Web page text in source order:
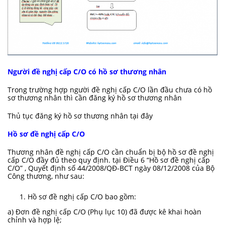
Người đề nghị cấp C/O có hồ sơ thương nhân
Trong trường hợp người đề nghị cấp C/O lần đầu chưa có hồ
sơ thương nhân thì cần đăng ký hồ sơ thương nhân
Thủ tục đăng ký hồ sơ thương nhân tại đây
Hồ sơ đề nghị cấp C/O
Thương nhân đề nghị cấp C/O cần chuẩn bị bộ hồ sơ đề nghị
cấp C/O đầy đủ theo quy định. tại Điều 6 “Hồ sơ đề nghị cấp
C/O” , Quyết định số 44/2008/QĐ-BCT ngày 08/12/2008 của Bộ
Công thương, như sau:
Hồ sơ đề nghị cấp C/O bao gồm:
a) Đơn đề nghị cấp C/O (Phụ lục 10) đã được kê khai hoàn
chỉnh và hợp lệ;